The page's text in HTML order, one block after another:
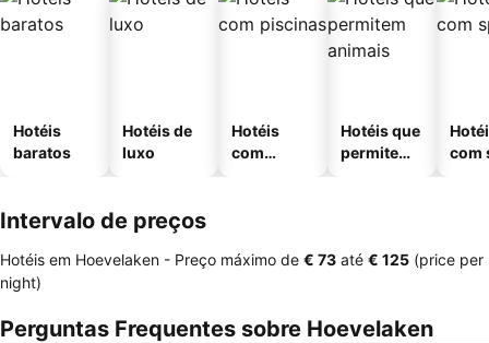
Hotéis
baratos
Hotéis de
luxo
Hotéis
com
Hotéis que
permitem
com
Intervalo de preços
Hotéis em Hoevelaken - Preço máximo de ‎€ 73 até ‎€ 125 (price per
night)
Perguntas Frequentes sobre Hoevelaken